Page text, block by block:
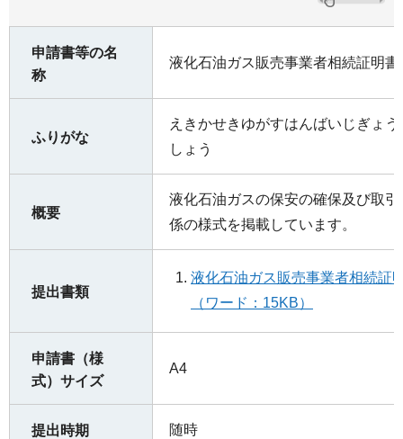
申請書等の名
称
液化石油ガス販売事業者相続証明
ふりがな
えきかせきゆがすはんばいじぎょ
しょう
概要
液化石油ガスの保安の確保及び取
係の様式を掲載しています。
提出書類
液化石油ガス販売事業者相続証
（ワード：15KB）
申請書（様
式）サイズ
A4
提出時期 随時